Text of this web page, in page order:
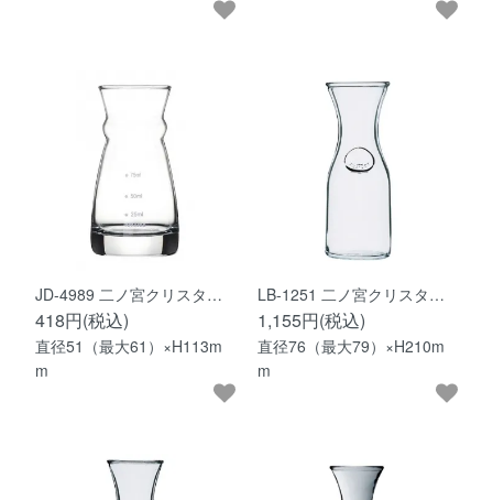
JD-4989 二ノ宮クリスタ…
418円(税込)
直径51（最大61）×H113m
m
LB-1251 二ノ宮クリスタ…
1,155円(税込)
直径76（最大79）×H210m
m